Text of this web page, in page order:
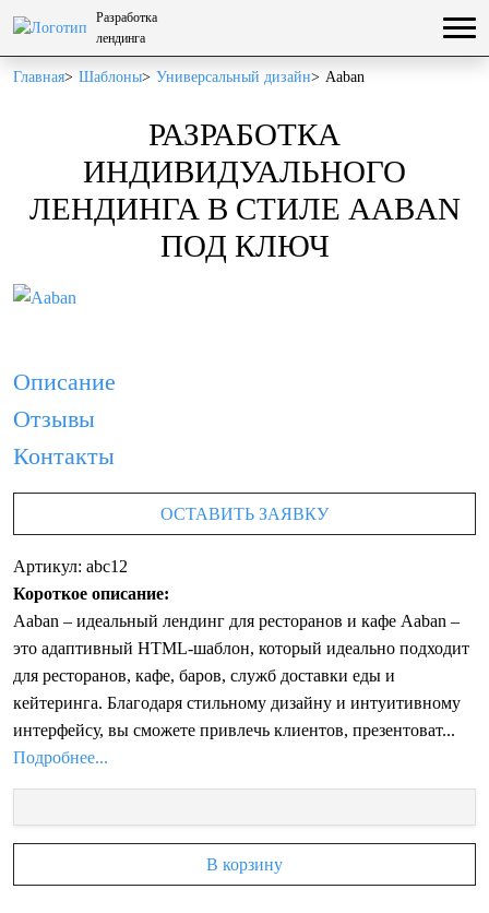
Разработка
лендинга
Главная Шаблоны Универсальный дизайн Aaban
РАЗРАБОТКА
ИНДИВИДУАЛЬНОГО
ЛЕНДИНГА В СТИЛЕ AABAN
ПОД КЛЮЧ
Описание
Отзывы
Контакты
ОСТАВИТЬ ЗАЯВКУ
Артикул: abc12
Короткое описание:
Aaban – идеальный лендинг для ресторанов и кафе Aaban –
это адаптивный HTML-шаблон, который идеально подходит
для ресторанов, кафе, баров, служб доставки еды и
кейтеринга. Благодаря стильному дизайну и интуитивному
интерфейсу, вы сможете привлечь клиентов, презентоват...
Подробнее...
В корзину